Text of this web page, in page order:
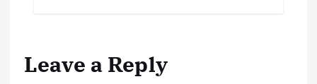
Leave a Reply